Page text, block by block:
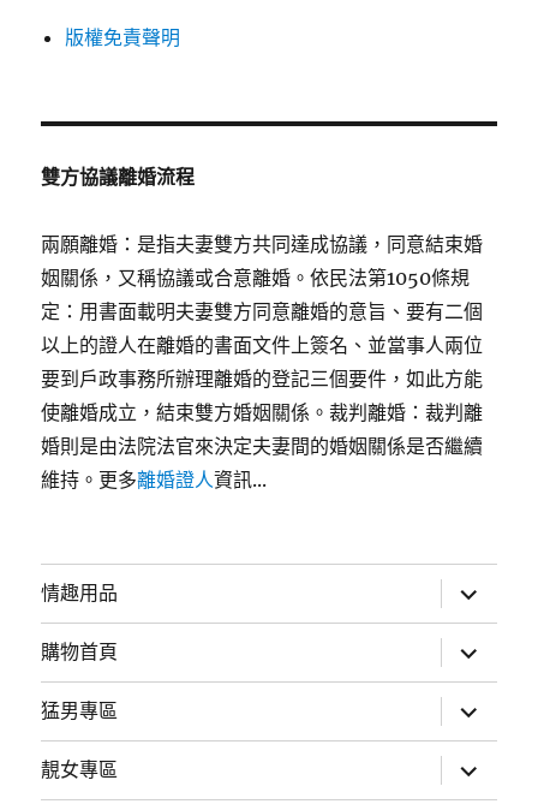
版權免責聲明
雙方協議離婚流程
兩願離婚：是指夫妻雙方共同達成協議，同意結束婚
姻關係，又稱協議或合意離婚。依民法第1050條規
定：用書面載明夫妻雙方同意離婚的意旨、要有二個
以上的證人在離婚的書面文件上簽名、並當事人兩位
要到戶政事務所辦理離婚的登記三個要件，如此方能
使離婚成立，結束雙方婚姻關係。裁判離婚：裁判離
婚則是由法院法官來決定夫妻間的婚姻關係是否繼續
維持。更多離婚證人資訊...
情趣用品
展
開
子
選
單
購物首頁
展
開
子
選
單
猛男專區
展
開
子
選
單
靚女專區
展
開
子